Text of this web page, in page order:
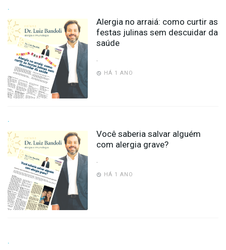
.
Alergia no arraiá: como curtir as
festas julinas sem descuidar da
saúde
.
HÁ 1 ANO
.
Você saberia salvar alguém
com alergia grave?
.
HÁ 1 ANO
.